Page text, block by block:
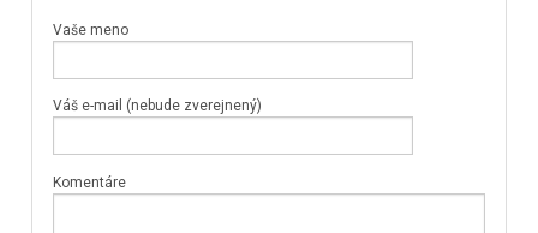
Vaše meno
Váš e-mail (nebude zverejnený)
Komentáre